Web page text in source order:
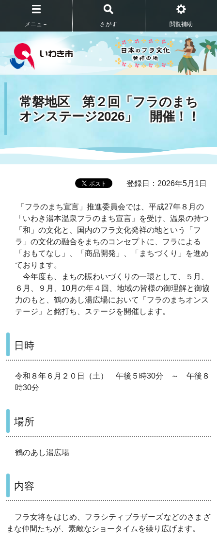
メニュ－ さがす 閲覧補助
常磐地区 第２回「フラのまち
オンステージ2026」 開催！！
登録日：2026年5月1日
「フラのまち宣言」推進委員会では、平成27年８月の
「いわき湯本温泉フラのまち宣言」を受け、温泉の持つ
「和」の文化と、国内のフラ文化発祥の地という「フ
ラ」の文化の融合をまちのコンセプトに、フラによる
「おもてなし」、「商品開発」、「まちづくり」を進め
ております。
今年度も、まちの賑わいづくりの一環として、５月、
６月、９月、10月の年４回、地域の皆様の御理解と御協
力のもと、鶴のあし湯広場において「フラのまちオンス
テージ」と銘打ち、ステージを開催します。
日時
令和８年６月２０日（土） 午後５時30分 ～ 午後８
時30分
場所
鶴のあし湯広場
内容
フラ女将をはじめ、フラシティブラザーズなどのさまざ
まな仲間たちが、素敵なショータイムを繰り広げます。